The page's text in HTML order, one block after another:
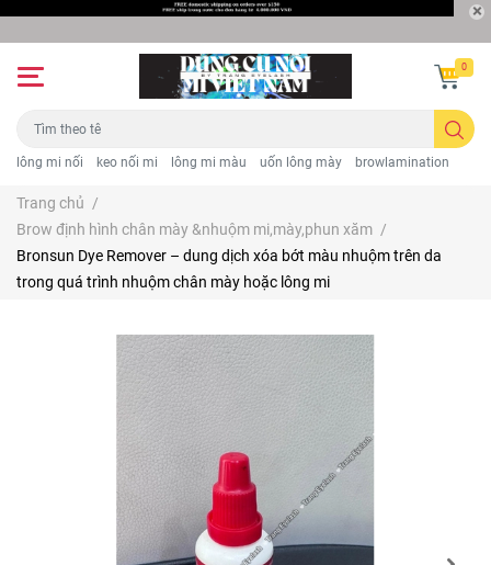
lông mi nối keo nối mi lông mi màu uốn lông mày browlamination
0
Trang chủ /
Brow định hình chân mày &nhuộm mi,mày,phun xăm /
Bronsun Dye Remover – dung dịch xóa bớt màu nhuộm trên da
trong quá trình nhuộm chân mày hoặc lông mi